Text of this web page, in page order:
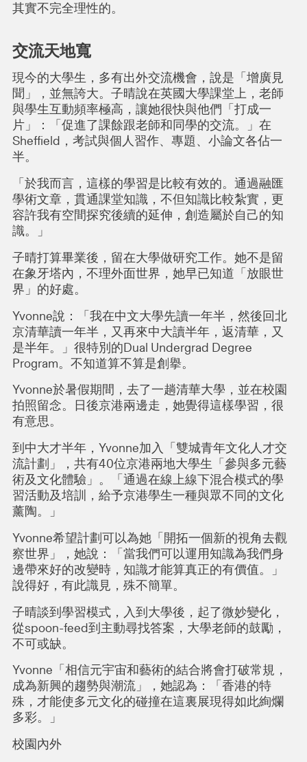
其實不完全理性的。
交流天地寬
現今的大學生，多有出外交流機會，說是「增廣見
聞」，並無誇大。子晴說在英國大學課堂上，老師
與學生互動頻率極高，讓她很快與他們「打成一
片」：「促進了課餘跟老師和同學的交流。」在
Sheffield，考試與個人習作、專題、小論文各佔一
半。
「於我而言，這樣的學習是比較有效的。通過融匯
學術文章，貫通課堂知識，不但知識比較紮實，更
容許我有空間探究後續的延伸，創造屬於自己的知
識。」
子晴打算畢業後，留在大學做研究工作。她不是留
在象牙塔內，不理外面世界，她早已知道「放眼世
界」的好處。
Yvonne說：「我在中文大學先讀一年半，然後回北
京清華讀一年半，又再來中大讀半年，返清華，又
是半年。」很特別的Dual Undergrad Degree
Program。不知道算不算是創擧。
Yvonne於暑假期間，去了一趟清華大學，並在校園
拍照留念。日後京港兩邊走，她覺得這樣學習，很
有意思。
到中大才半年，Yvonne加入「雙城青年文化人才交
流計劃」，共有40位京港兩地大學生「參與多元藝
術及文化體驗」。「通過在線上線下混合模式的學
習活動及培訓，給予京港學生一種與眾不同的文化
薰陶。」
Yvonne希望計劃可以為她「開拓一個新的視角去觀
察世界」，她說：「當我們可以運用知識為我們身
邊帶來好的改變時，知識才能算真正的有價值。」
說得好，有此識見，殊不簡單。
子晴談到學習模式，入到大學後，起了微妙變化，
從spoon-feed到主動尋找答案，大學老師的鼓勵，
不可或缺。
Yvonne「相信元宇宙和藝術的結合將會打破常規，
成為新興的趨勢與潮流」，她認為：「香港的特
殊，才能使多元文化的碰撞在這裏展現得如此絢爛
多彩。」
校園內外